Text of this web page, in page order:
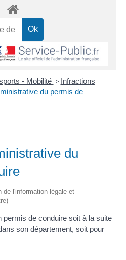
- Mobilité > Infractions
du permis de
du
de l'information légale et
permis de conduire soit à la suite
son département, soit pour